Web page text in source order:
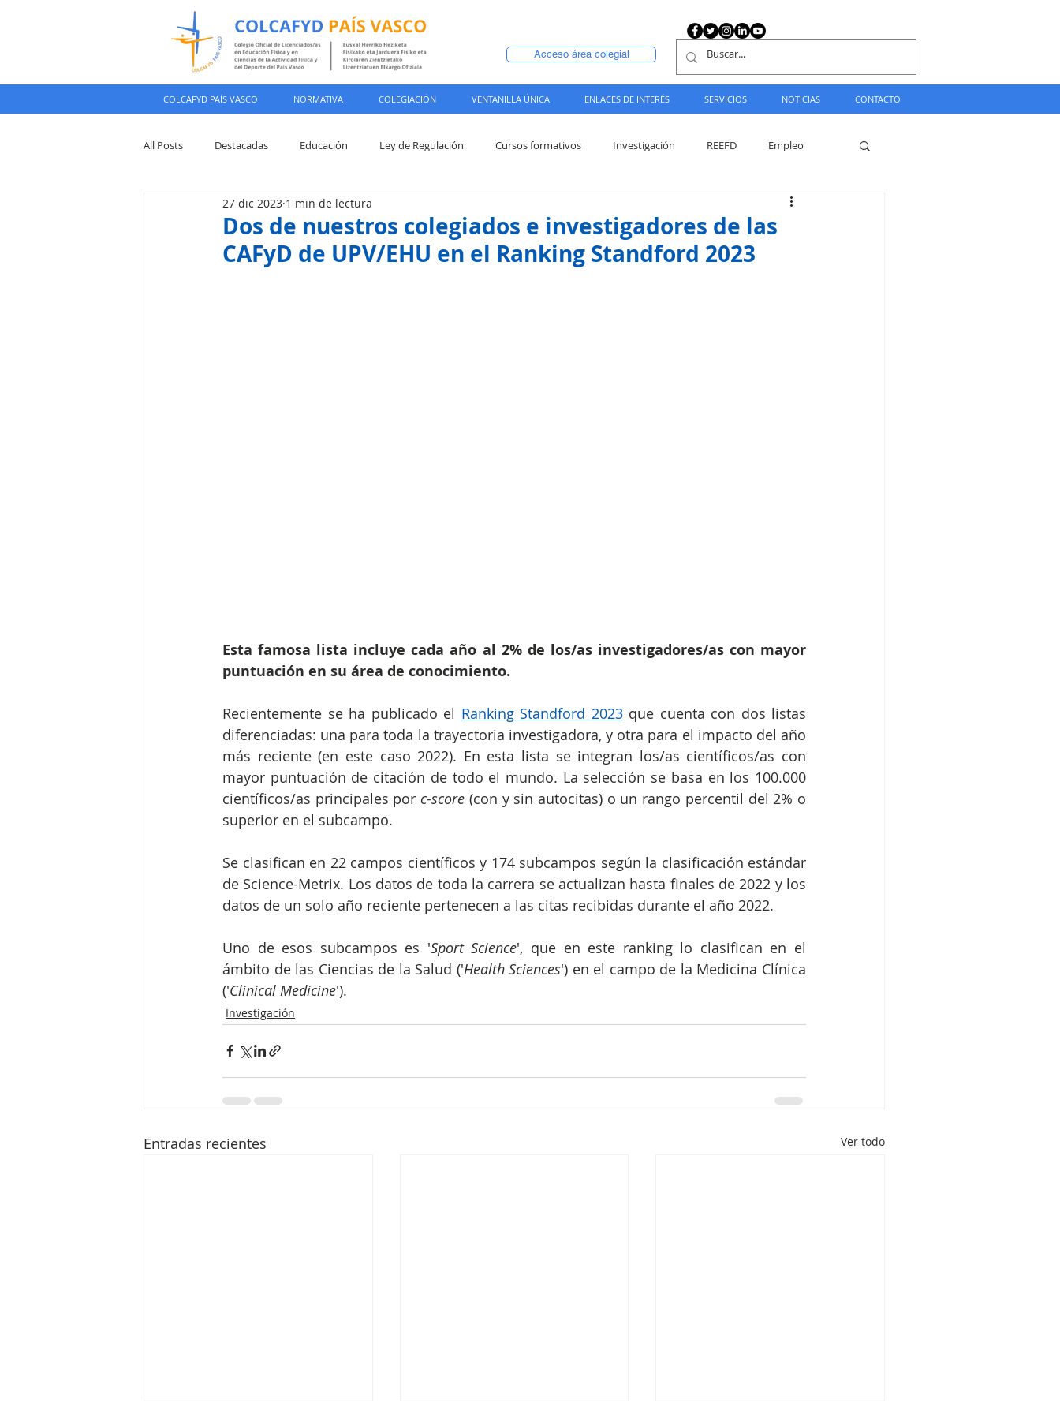
Acceso área colegial
COLCAFYD PAÍS VASCO NORMATIVA COLEGIACIÓN VENTANILLA ÚNICA ENLACES DE INTERÉS SERVICIOS NOTICIAS CONTACTO
All Posts Destacadas Educación Ley de Regulación Cursos formativos Investigación REEFD Empleo
Colegiación
Dos de nuestros colegiados e investigadores de las
CAFyD de UPV/EHU en el Ranking Standford 2023
27 dic 2023 1 min de lectura
Esta famosa lista incluye cada año al 2% de los/as investigadores/as con mayor
puntuación en su área de conocimiento.
Recientemente se ha publicado el Ranking Standford 2023 que cuenta con dos listas
diferenciadas: una para toda la trayectoria investigadora, y otra para el impacto del año
más reciente (en este caso 2022). En esta lista se integran los/as científicos/as con
mayor puntuación de citación de todo el mundo. La selección se basa en los 100.000
científicos/as principales por c-score (con y sin autocitas) o un rango percentil del 2% o
superior en el subcampo.
Se clasifican en 22 campos científicos y 174 subcampos según la clasificación estándar
de Science-Metrix. Los datos de toda la carrera se actualizan hasta finales de 2022 y los
datos de un solo año reciente pertenecen a las citas recibidas durante el año 2022.
Uno de esos subcampos es 'Sport Science', que en este ranking lo clasifican en el
ámbito de las Ciencias de la Salud ('Health Sciences') en el campo de la Medicina Clínica
('Clinical Medicine').
Investigación
Entradas recientes Ver todo